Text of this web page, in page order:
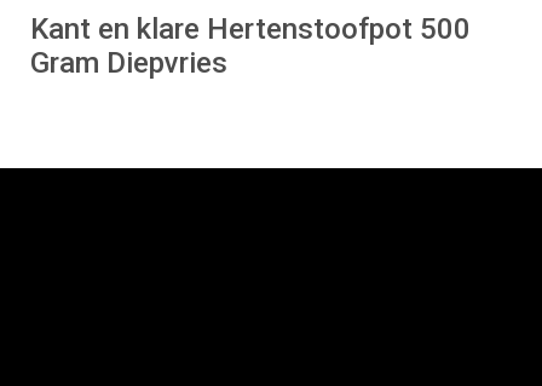
Kant en klare Hertenstoofpot 500
Gram Diepvries